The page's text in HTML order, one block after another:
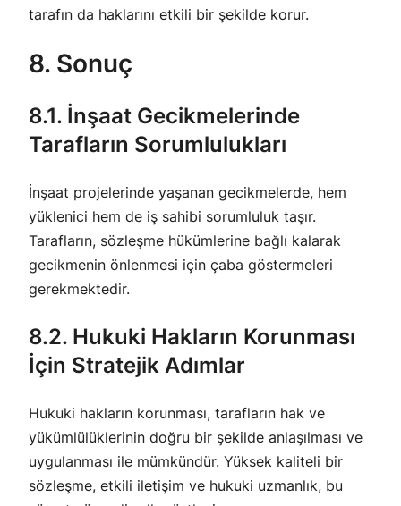
tarafın da haklarını etkili bir şekilde korur.
8. Sonuç
8.1. İnşaat Gecikmelerinde
Tarafların Sorumlulukları
İnşaat projelerinde yaşanan gecikmelerde, hem
yüklenici hem de iş sahibi sorumluluk taşır.
Tarafların, sözleşme hükümlerine bağlı kalarak
gecikmenin önlenmesi için çaba göstermeleri
gerekmektedir.
8.2. Hukuki Hakların Korunması
İçin Stratejik Adımlar
Hukuki hakların korunması, tarafların hak ve
yükümlülüklerinin doğru bir şekilde anlaşılması ve
uygulanması ile mümkündür. Yüksek kaliteli bir
sözleşme, etkili iletişim ve hukuki uzmanlık, bu